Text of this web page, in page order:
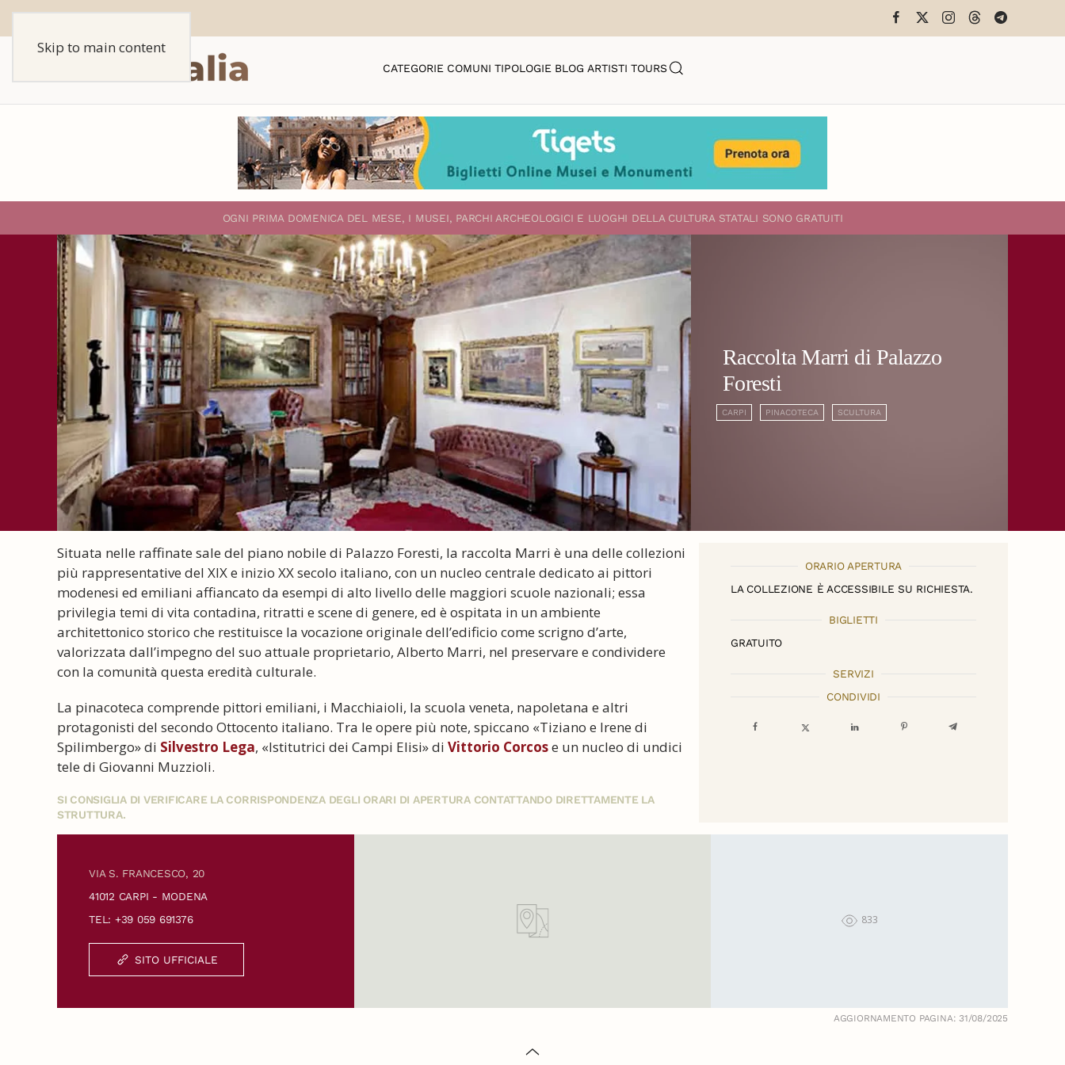
Skip to main content
CATEGORIE COMUNI TIPOLOGIE BLOG ARTISTI TOURS
OGNI PRIMA DOMENICA DEL MESE, I MUSEI, PARCHI ARCHEOLOGICI E LUOGHI DELLA CULTURA STATALI SONO GRATUITI
Raccolta Marri di Palazzo
Foresti
CARPI PINACOTECA SCULTURA
Situata nelle raffinate sale del piano nobile di Palazzo Foresti, la raccolta Marri è una delle collezioni
più rappresentative del XIX e inizio XX secolo italiano, con un nucleo centrale dedicato ai pittori
modenesi ed emiliani affiancato da esempi di alto livello delle maggiori scuole nazionali; essa
privilegia temi di vita contadina, ritratti e scene di genere, ed è ospitata in un ambiente
architettonico storico che restituisce la vocazione originale dell’edificio come scrigno d’arte,
valorizzata dall’impegno del suo attuale proprietario, Alberto Marri, nel preservare e condividere
con la comunità questa eredità culturale.
La pinacoteca comprende pittori emiliani, i Macchiaioli, la scuola veneta, napoletana e altri
protagonisti del secondo Ottocento italiano. Tra le opere più note, spiccano «Tiziano e Irene di
Spilimbergo» di Silvestro Lega, «Istitutrici dei Campi Elisi» di Vittorio Corcose un nucleo di undici
tele di Giovanni Muzzioli.
SI CONSIGLIA DI VERIFICARE LA CORRISPONDENZA DEGLI ORARI DI APERTURA CONTATTANDO DIRETTAMENTE LA
STRUTTURA.
ORARIO APERTURA
LA COLLEZIONE È ACCESSIBILE SU RICHIESTA.
BIGLIETTI
GRATUITO
SERVIZI
CONDIVIDI
VIA S. FRANCESCO, 20
41012 CARPI - MODENA
TEL: +39 059 691376
SITO UFFICIALE
833
AGGIORNAMENTO PAGINA: 31/08/2025